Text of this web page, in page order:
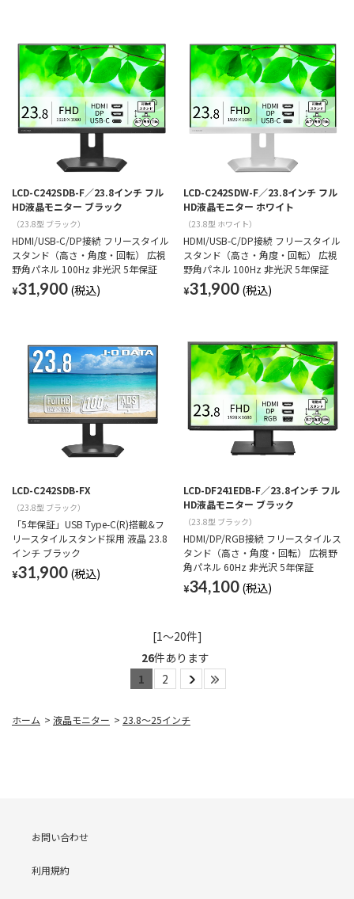
LCD-C242SDB-F／23.8インチ フル
HD液晶モニター ブラック
（23.8型 ブラック）
HDMI/USB-C/DP接続 フリースタイル
スタンド（高さ・角度・回転） 広視
野角パネル 100Hz 非光沢 5年保証
¥31,900
LCD-C242SDW-F／23.8インチ フル
HD液晶モニター ホワイト
（23.8型 ホワイト）
HDMI/USB-C/DP接続 フリースタイル
スタンド（高さ・角度・回転） 広視
野角パネル 100Hz 非光沢 5年保証
¥31,900
LCD-C242SDB-FX
（23.8型 ブラック）
「5年保証」USB Type-C(R)搭載&フ
リースタイルスタンド採用 液晶 23.8
インチ ブラック
¥31,900
LCD-DF241EDB-F／23.8インチ フル
HD液晶モニター ブラック
（23.8型 ブラック）
HDMI/DP/RGB接続 フリースタイルス
タンド（高さ・角度・回転） 広視野
角パネル 60Hz 非光沢 5年保証
¥34,100
[1～20件]
26件あります
1
2
ホーム > 液晶モニター > 23.8～25インチ
お問い合わせ
利用規約